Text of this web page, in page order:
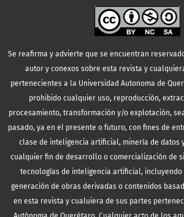
Se reafirma y advierte que se encuentran
autor y conexos sobre esta revista y
pertenecientes a la Universidad Autonoma de
prohibido cualquier uso, reproducción,
procesamiento, transformación y/o explotación,
pasado, ya en el presente o futuro, con fines de
clase de inteligencia artificial, minería de datos
cualquier fin de desarrollo o comercialización de
tecnologías de inteligencia artificial,
generación de obras derivadas o contenidos
en esta revista y cualuiera de sus partes